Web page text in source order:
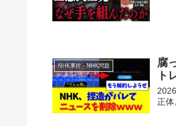
NHK事件・NHK問題
腐
ト
正体